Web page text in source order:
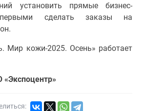
установить прямые бизнес-
сделать заказы на
Мир кожи-2025. Осень» работает